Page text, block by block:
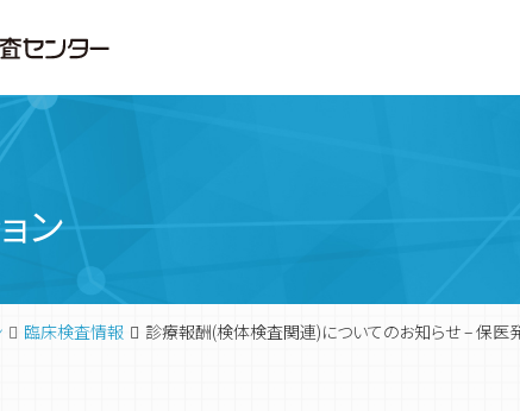
環境計量分析
会社概要
ン
臨床検査情報 診療報酬(検体検査関連)についてのお知らせ – 保医